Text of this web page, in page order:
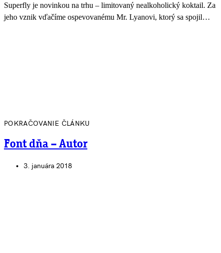
Superfly je novinkou na trhu – limitovaný nealkoholický koktail. Za
jeho vznik vďačíme ospevovanému Mr. Lyanovi, ktorý sa spojil…
POKRAČOVANIE ČLÁNKU
Font dňa – Autor
3. januára 2018